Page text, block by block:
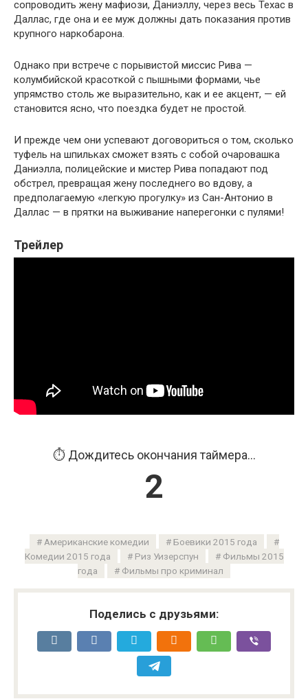
сопроводить жену мафиози, Даниэллу, через весь Техас в
Даллас, где она и ее муж должны дать показания против
крупного наркобарона.
Однако при встрече с порывистой миссис Рива —
колумбийской красоткой с пышными формами, чье
упрямство столь же выразительно, как и ее акцент, — ей
становится ясно, что поездка будет не простой.
И прежде чем они успевают договориться о том, сколько
туфель на шпильках сможет взять с собой очаровашка
Даниэлла, полицейские и мистер Рива попадают под
обстрел, превращая жену последнего во вдову, а
предполагаемую «легкую прогулку» из Сан-Антонио в
Даллас — в прятки на выживание наперегонки с пулями!
Трейлер
⏱️ Дождитесь окончания таймера...
1
Американские комедии
Боевики 2015 года
Комедии 2015 года
Риз Уизерспун
Фильмы 2015
года
Фильмы про криминал
Поделись с друзьями: